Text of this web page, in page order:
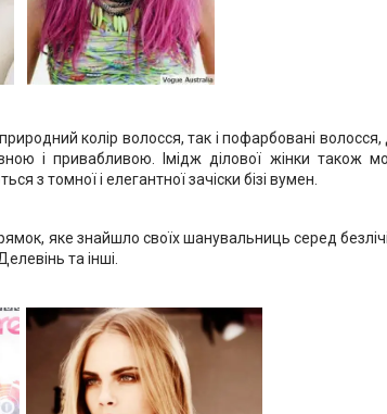
колір волосся, так і пофарбовані
і привабливою. Імідж ділової жінки також
з томної і елегантної зачіски бізі вумен.
яке знайшло своїх шанувальниць серед
та інші.